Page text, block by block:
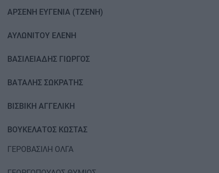
ΑΡΣΕΝΗ ΕΥΓΕΝΙΑ (ΤΖΕΝΗ)
ΑΥΛΩΝΙΤΟΥ ΕΛΕΝΗ
ΒΑΣΙΛΕΙΑΔΗΣ ΓΙΩΡΓΟΣ
ΒΑΤΑΛΗΣ ΣΩΚΡΑΤΗΣ
ΒΙΣΒΙΚΗ ΑΓΓΕΛΙΚΗ
ΒΟΥΚΕΛΑΤΟΣ ΚΩΣΤΑΣ
ΓΕΡΟΒΑΣΙΛΗ ΟΛΓΑ